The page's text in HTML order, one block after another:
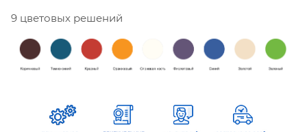
9 цветовых решений